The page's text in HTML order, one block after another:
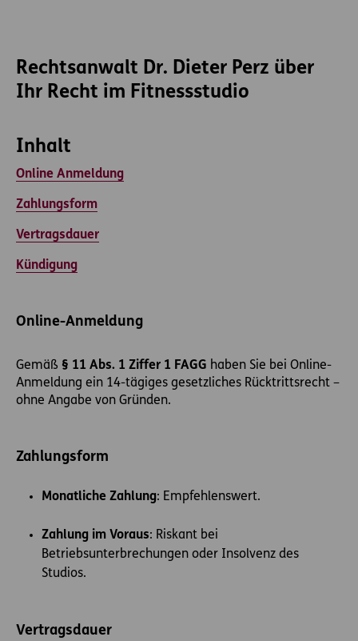
Rechtsanwalt Dr. Dieter Perz über
Ihr Recht im Fitnessstudio
Inhalt
Online Anmeldung
Zahlungsform
Vertragsdauer
Kündigung
Online-Anmeldung
Gemäß § 11 Abs. 1 Ziffer 1 FAGG haben Sie bei Online-
Anmeldung ein 14-tägiges gesetzliches Rücktrittsrecht –
ohne Angabe von Gründen.
Zahlungsform
Monatliche Zahlung: Empfehlenswert.
Zahlung im Voraus: Riskant bei
Betriebsunterbrechungen oder Insolvenz des
Studios.
Vertragsdauer